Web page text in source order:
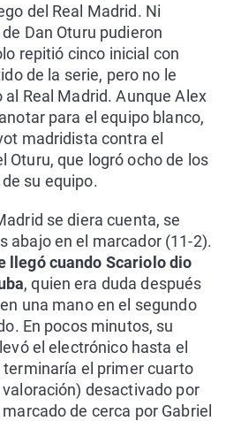
del Real Madrid. Ni
Dan Oturu pudieron
repitió cinco inicial con
de la serie, pero no le
Real Madrid. Aunque Alex
para el equipo blanco,
madridista contra el
Oturu, que logró ocho de los
su equipo.
se diera cuenta, se
abajo en el marcador (11-2).
llegó cuando Scariolo dio
, quien era duda después
una mano en el segundo
En pocos minutos, su
el electrónico hasta el
terminaría el primer cuarto
desactivado por
de cerca por Gabriel